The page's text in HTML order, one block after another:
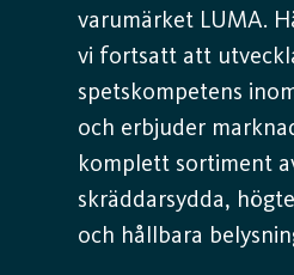
varumärket LUMA.
vi fortsatt att
spetskompetens
och erbjuder
komplett sortiment
skräddarsydda,
och hållbara